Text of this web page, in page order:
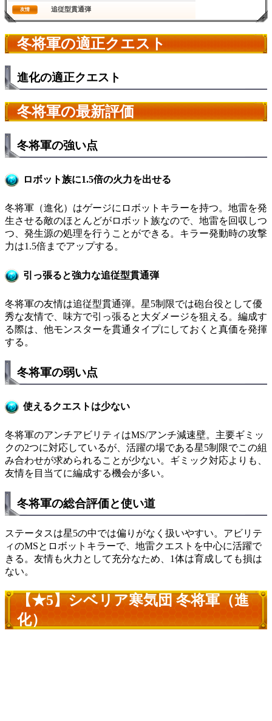
友情 追従型貫通弾
冬将軍の適正クエスト
進化の適正クエスト
冬将軍の最新評価
冬将軍の強い点
ロボット族に1.5倍の火力を出せる
冬将軍（進化）はゲージにロボットキラーを持つ。地雷を発
生させる敵のほとんどがロボット族なので、地雷を回収しつ
つ、発生源の処理を行うことができる。キラー発動時の攻撃
力は1.5倍までアップする。
引っ張ると強力な追従型貫通弾
冬将軍の友情は追従型貫通弾。星5制限では砲台役として優
秀な友情で、味方で引っ張ると大ダメージを狙える。編成す
る際は、他モンスターを貫通タイプにしておくと真価を発揮
する。
冬将軍の弱い点
使えるクエストは少ない
冬将軍のアンチアビリティはMS/アンチ減速壁。主要ギミッ
クの2つに対応しているが、活躍の場である星5制限でこの組
み合わせが求められることが少ない。ギミック対応よりも、
友情を目当てに編成する機会が多い。
冬将軍の総合評価と使い道
ステータスは星5の中では偏りがなく扱いやすい。アビリテ
ィのMSとロボットキラーで、地雷クエストを中心に活躍で
きる。友情も火力として充分なため、1体は育成しても損は
ない。
【★5】シベリア寒気団 冬将軍（進
化）